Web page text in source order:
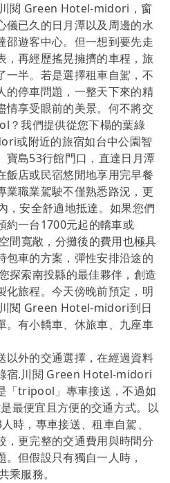
閱 Green Hotel-midori，窗
儀已久的日月潭以及周邊的水
邵遊客中心。但一想到要先走
，再經歷搖晃擁擠的車程，旅
一半。若是選擇租車自駕，不
的停車問題，一整天下來的精
情享受眼前的美景。何不將交
？我們提供從您下榻的葉綠
或附近的旅宿如台中公園智
寶島53行館門口，直達日月潭
飯店或民宿悠閒地享用完早餐
業職業駕駛不僅熟悉路況，更
，安全舒適地抵達。如果您們
約一台1700元起的轎車或
間寬敞，分攤後的費用也極具
包車的方案，彈性安排沿途的
探索南投縣的最佳夥伴，創造
化旅程。今天傍晚前預定，明
閱 Green Hotel-midori到日
。有小轎車、休旅車、九座車
以外的交通選擇，在經過資料
宿.川閱 Green Hotel-midori
「tripool」專車接送，不過如
最便宜且方便的交通方式。以
時，專車接送、租車自駕、
，更完整的交通費用與時間分
但假設只有獨自一人時，
服務。